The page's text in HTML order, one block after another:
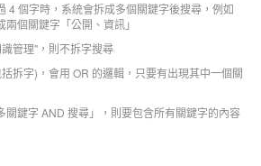
4 個字時，系統會拆成多個關鍵字後搜尋，例如
兩個關鍵字「公開、資訊」
管理"，則不拆字搜尋
拆字)，會用 OR 的邏輯，只要有出現其中一個關
關鍵字 AND 搜尋」，則要包含所有關鍵字的內容